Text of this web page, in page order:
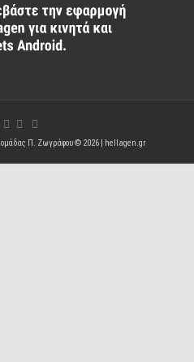
Π. Ζωγράφου © 2026 | hellagen.gr